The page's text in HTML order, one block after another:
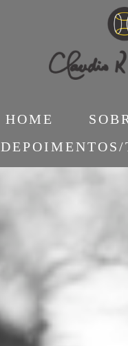
HOME